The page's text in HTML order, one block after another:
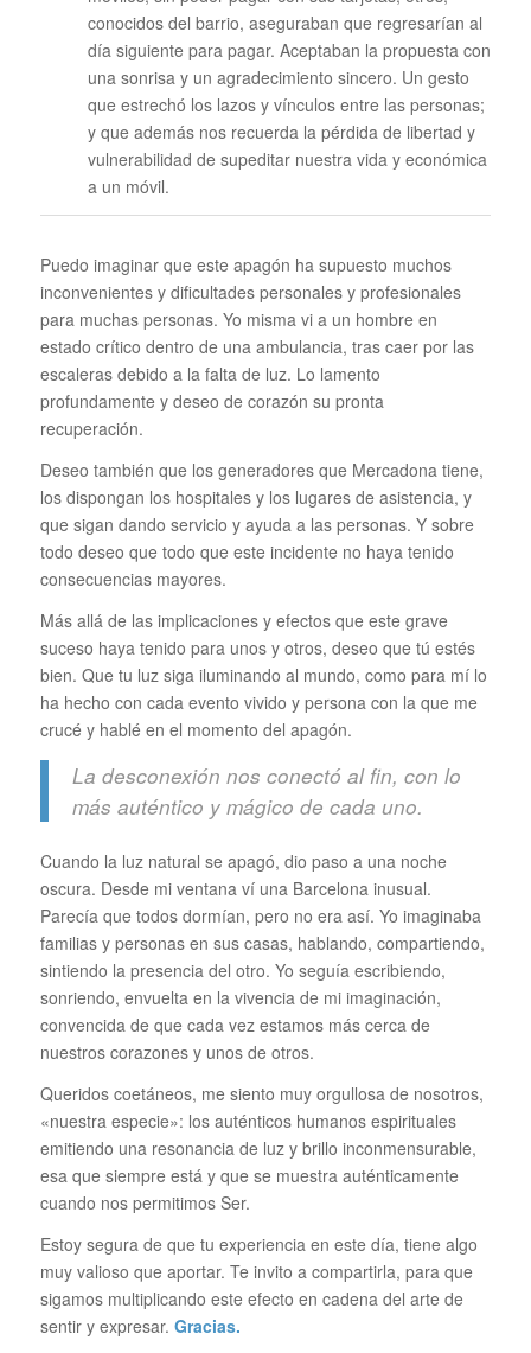
conocidos del barrio, aseguraban que regresarían al
día siguiente para pagar. Aceptaban la propuesta con
una sonrisa y un agradecimiento sincero. Un gesto
que estrechó los lazos y vínculos entre las personas;
y que además nos recuerda la pérdida de libertad y
vulnerabilidad de supeditar nuestra vida y económica
a un móvil.
Puedo imaginar que este apagón ha supuesto muchos
inconvenientes y dificultades personales y profesionales
para muchas personas. Yo misma vi a un hombre en
estado crítico dentro de una ambulancia, tras caer por las
escaleras debido a la falta de luz. Lo lamento
profundamente y deseo de corazón su pronta
recuperación.
Deseo también que los generadores que Mercadona tiene,
los dispongan los hospitales y los lugares de asistencia, y
que sigan dando servicio y ayuda a las personas. Y sobre
todo deseo que todo que este incidente no haya tenido
consecuencias mayores.
Más allá de las implicaciones y efectos que este grave
suceso haya tenido para unos y otros, deseo que tú estés
bien. Que tu luz siga iluminando al mundo, como para mí lo
ha hecho con cada evento vivido y persona con la que me
crucé y hablé en el momento del apagón.
La desconexión nos conectó al fin, con lo
más auténtico y mágico de cada uno.
Cuando la luz natural se apagó, dio paso a una noche
oscura. Desde mi ventana ví una Barcelona inusual.
Parecía que todos dormían, pero no era así. Yo imaginaba
familias y personas en sus casas, hablando, compartiendo,
sintiendo la presencia del otro. Yo seguía escribiendo,
sonriendo, envuelta en la vivencia de mi imaginación,
convencida de que cada vez estamos más cerca de
nuestros corazones y unos de otros.
Queridos coetáneos, me siento muy orgullosa de nosotros,
«nuestra especie»: los auténticos humanos espirituales
emitiendo una resonancia de luz y brillo inconmensurable,
esa que siempre está y que se muestra auténticamente
cuando nos permitimos Ser.
Estoy segura de que tu experiencia en este día, tiene algo
muy valioso que aportar. Te invito a compartirla, para que
sigamos multiplicando este efecto en cadena del arte de
sentir y expresar. Gracias.